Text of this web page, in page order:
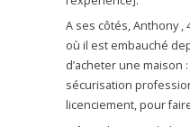
A ses côtés, Anthony
où il est embauché
d’acheter une maison
sécurisation
licenciement, pour